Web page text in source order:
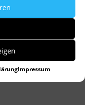
Impressum